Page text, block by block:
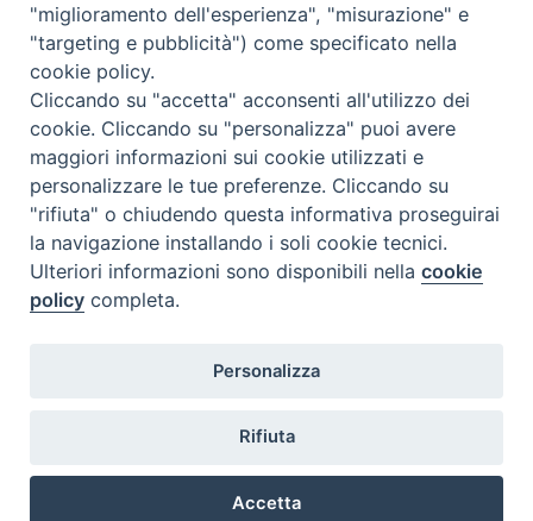
Diocesi
di Como
Diocesi di Como | piazza Grimoldi, 5
Riproduzione solo con permesso.
Iscriviti alla Newsletter
"miglioramento dell'esperienza", "misurazione" e
"targeting e pubblicità") come specificato nella
cookie policy.
Cliccando su "accetta" acconsenti all'utilizzo dei
cookie. Cliccando su "personalizza" puoi avere
maggiori informazioni sui cookie utilizzati e
personalizzare le tue preferenze. Cliccando su
"rifiuta" o chiudendo questa informativa proseguirai
la navigazione installando i soli cookie tecnici.
Ulteriori informazioni sono disponibili nellacookie
policy completa.
Personalizza
Rifiuta
Accetta